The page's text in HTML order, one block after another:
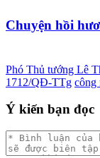
Chuyện hồi
Phó Thủ tướng Lê
1712/QĐ-TTg công
Ý kiến bạn đọc